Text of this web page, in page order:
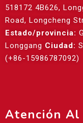
518172 4B626,
Road, Longcheng
Estado/provincia:
Longgang Ciudad:
(+86-15986787092)
Atención